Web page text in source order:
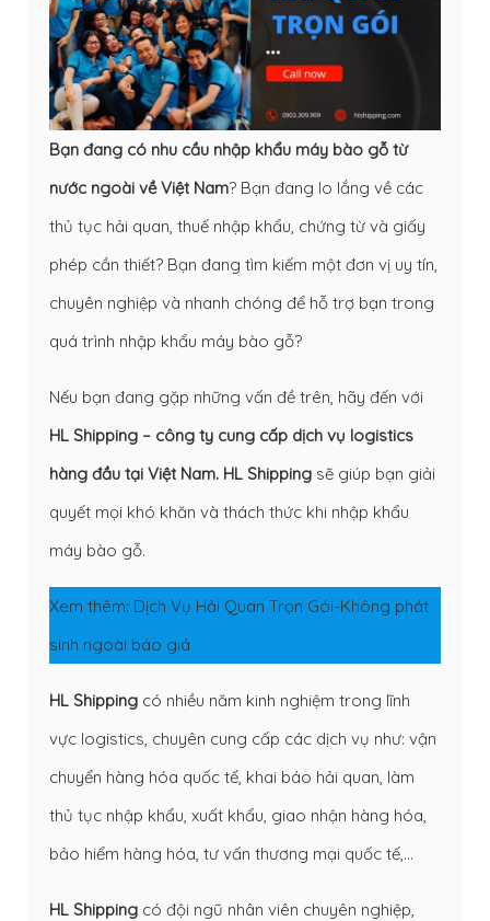
Bạn đang có nhu cầu nhập khẩu máy bào gỗ từ
nước ngoài về Việt Nam? Bạn đang lo lắng về các
thủ tục hải quan, thuế nhập khẩu, chứng từ và giấy
phép cần thiết? Bạn đang tìm kiếm một đơn vị uy tín,
chuyên nghiệp và nhanh chóng để hỗ trợ bạn trong
quá trình nhập khẩu máy bào gỗ?
Nếu bạn đang gặp những vấn đề trên, hãy đến với
HL Shipping – công ty cung cấp dịch vụ logistics
hàng đầu tại Việt Nam. HL Shipping sẽ giúp bạn giải
quyết mọi khó khăn và thách thức khi nhập khẩu
máy bào gỗ.
Xem thêm: Dịch Vụ Hải Quan Trọn Gói-Không phát
sinh ngoài báo giá
HL Shipping có nhiều năm kinh nghiệm trong lĩnh
vực logistics, chuyên cung cấp các dịch vụ như: vận
chuyển hàng hóa quốc tế, khai báo hải quan, làm
thủ tục nhập khẩu, xuất khẩu, giao nhận hàng hóa,
bảo hiểm hàng hóa, tư vấn thương mại quốc tế,…
HL Shipping có đội ngũ nhân viên chuyên nghiệp,